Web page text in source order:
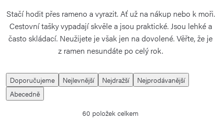
Stačí hodit přes rameno a vyrazit. Ať už na nákup nebo k moři.
Cestovní tašky vypadají skvěle a jsou praktické. Jsou lehké a
často skládací. Neužijete je však jen na dovolené. Věřte, že je
z ramen nesundáte po celý rok.
Ř
a
z
Doporučujeme Nejlevnější Nejdražší
Nejprodávanější
Abecedně
60 položek celkem